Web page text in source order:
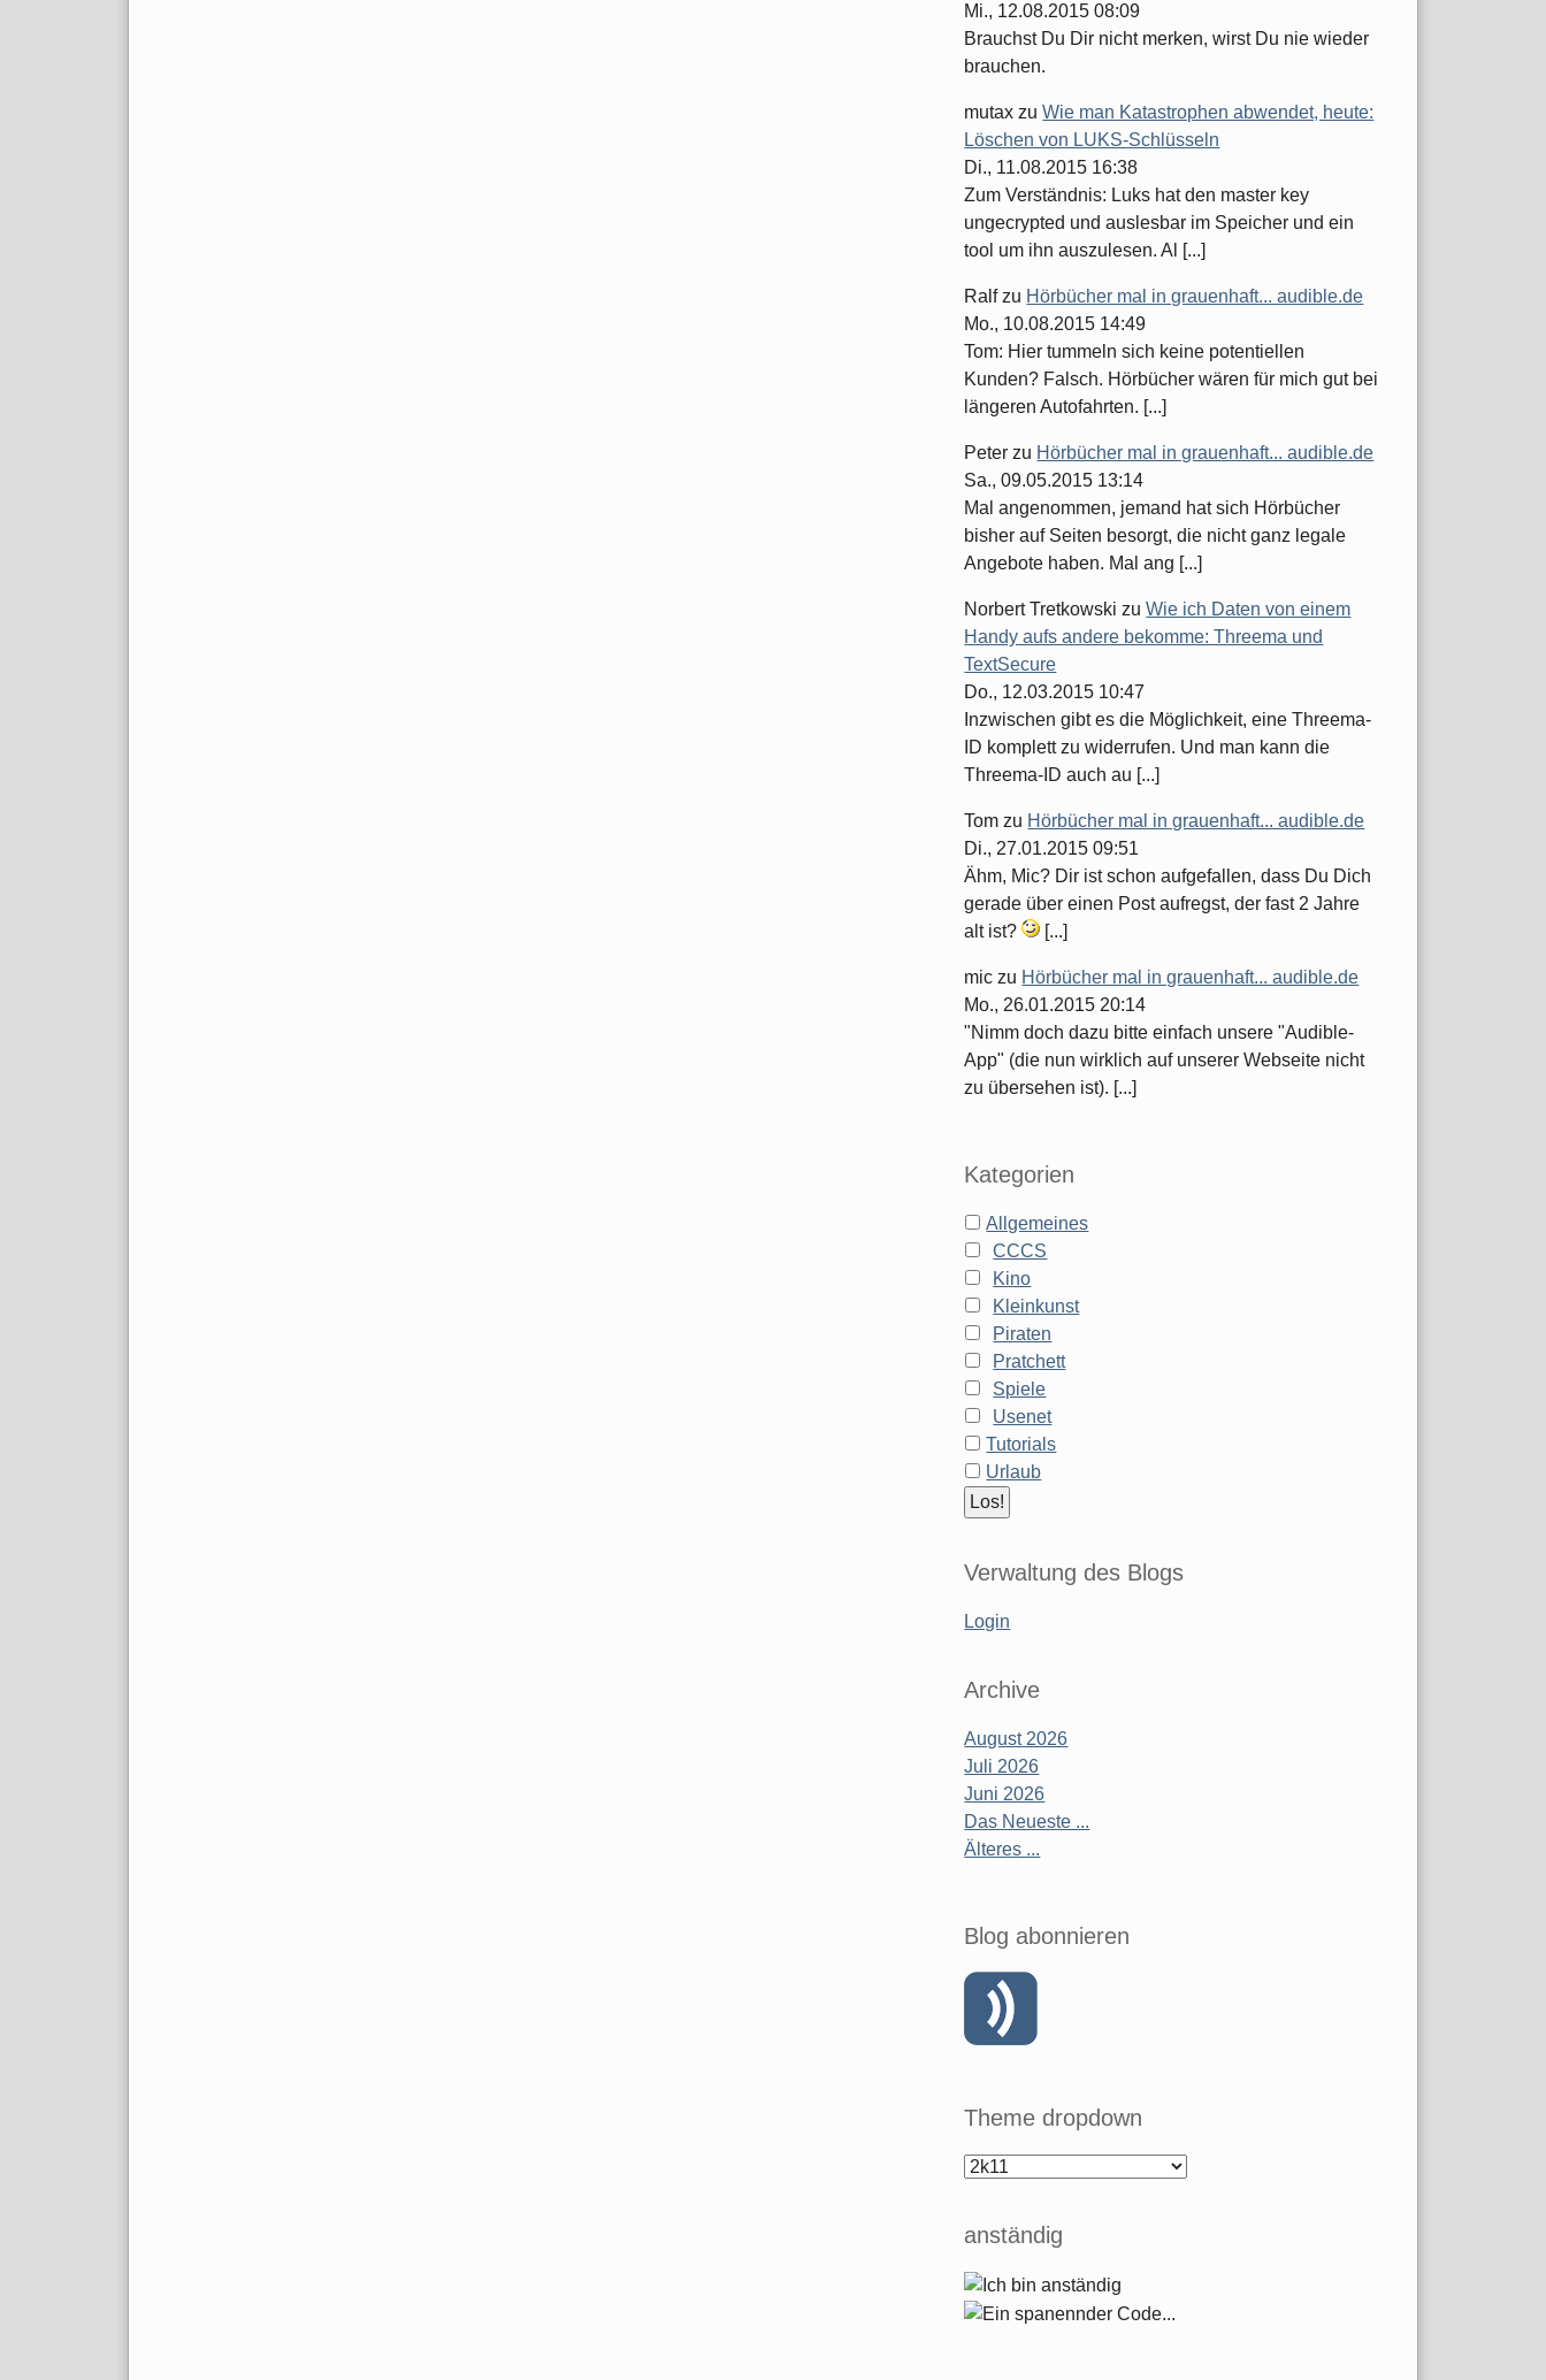
Mi., 12.08.2015 08:09
Brauchst Du Dir nicht merken, wirst Du nie wieder
brauchen.
mutax zuWie man Katastrophen abwendet, heute:
Löschen von LUKS-Schlüsseln
Di., 11.08.2015 16:38
Zum Verständnis: Luks hat den master key
ungecrypted und auslesbar im Speicher und ein
tool um ihn auszulesen. Al [...]
Ralfzu Hörbücher mal in grauenhaft... audible.de
Mo., 10.08.2015 14:49
Tom: Hier tummeln sich keine potentiellen
Kunden? Falsch. Hörbücher wären für mich gut bei
längeren Autofahrten. [...]
Peter zu Hörbücher mal in grauenhaft... audible.de
Sa., 09.05.2015 13:14
Mal angenommen, jemand hat sich Hörbücher
bisher auf Seiten besorgt, die nicht ganz legale
Angebote haben. Mal ang [...]
Norbert Tretkowski zuWie ich Daten von einem
Handy aufs andere bekomme: Threema und
TextSecure
Do., 12.03.2015 10:47
Inzwischen gibt es die Möglichkeit, eine Threema-
ID komplett zu widerrufen. Und man kann die
Threema-ID auch au [...]
Tom zu Hörbücher mal in grauenhaft... audible.de
Di., 27.01.2015 09:51
Ähm, Mic? Dir ist schon aufgefallen, dass Du Dich
gerade über einen Post aufregst, der fast 2 Jahre
alt ist?
[...]
mic zu Hörbücher mal in grauenhaft... audible.de
Mo., 26.01.2015 20:14
"Nimm doch dazu bitte einfach unsere "Audible-
App" (die nun wirklich auf unserer Webseite nicht
zu übersehen ist). [...]
Kategorien
Allgemeines
CCCS
Kino
Kleinkunst
Piraten
Pratchett
Spiele
Usenet
Tutorials
Urlaub
Verwaltung des Blogs
Login
Archive
August 2026
Juli 2026
Juni 2026
Das Neueste ...
Älteres ...
Blog abonnieren
Theme dropdown
anständig